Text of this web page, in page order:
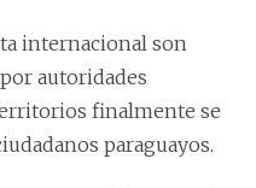
internacional son
autoridades
finalmente se
paraguayos.